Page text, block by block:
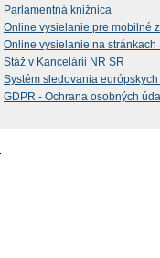
Parlamentná knižnica
Online vysielanie pre mobilné
Online vysielanie na stránkach
Stáž v Kancelárii NR SR
Systém sledovania
GDPR - Ochrana osobných